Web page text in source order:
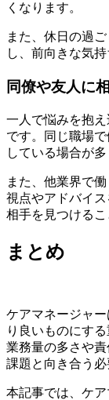
くなります。
また、休日の過
し、前向きな気
同僚や友人に
一人で悩みを抱
です。同じ職場
している場合が
また、他業界で
視点やアドバイ
相手を見つけるこ
まとめ
ケアマネージャ
り良いものにす
業務量の多さや
課題と向き合う必
本記事では、ケ